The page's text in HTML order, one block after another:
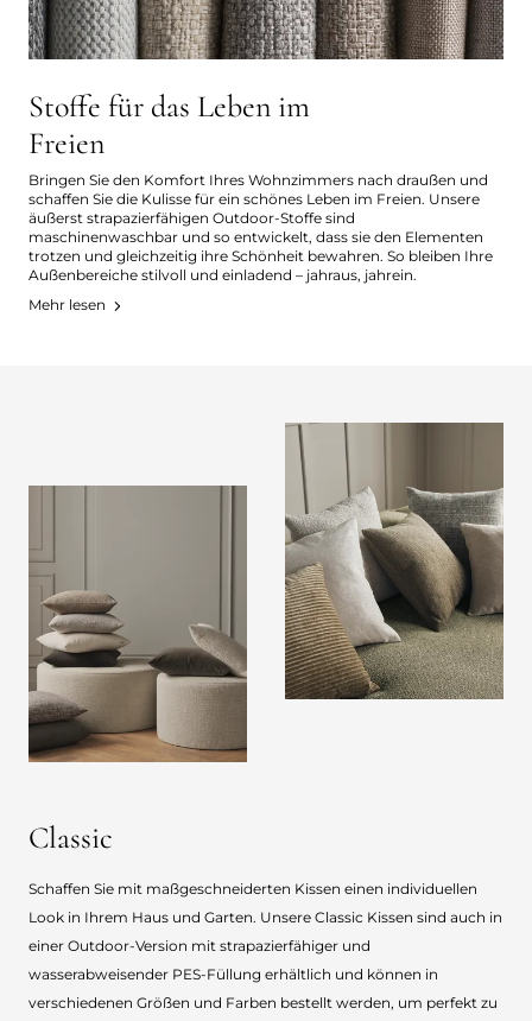
Stoffe für das Leben im
Freien
Bringen Sie den Komfort Ihres Wohnzimmers nach draußen und
schaffen Sie die Kulisse für ein schönes Leben im Freien. Unsere
äußerst strapazierfähigen Outdoor-Stoffe sind
maschinenwaschbar und so entwickelt, dass sie den Elementen
trotzen und gleichzeitig ihre Schönheit bewahren. So bleiben Ihre
Außenbereiche stilvoll und einladend – jahraus, jahrein.
Mehr lesen
Classic
Schaffen Sie mit maßgeschneiderten Kissen einen individuellen
Look in Ihrem Haus und Garten. Unsere Classic Kissen sind auch in
einer Outdoor-Version mit strapazierfähiger und
wasserabweisender PES-Füllung erhältlich und können in
verschiedenen Größen und Farben bestellt werden, um perfekt zu